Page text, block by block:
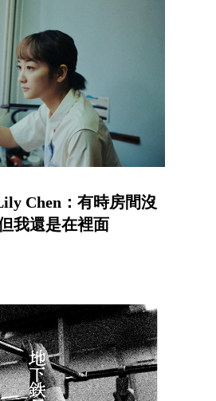
Chen：有時房間沒
我還是在裡面